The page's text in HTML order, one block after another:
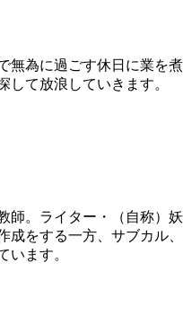
無為に過ごす休日に業を
して放浪していきます。
師。ライター・（自称）
成をする一方、サブカル
います。